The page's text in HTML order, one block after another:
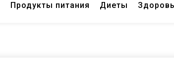
Продукты питания Диеты